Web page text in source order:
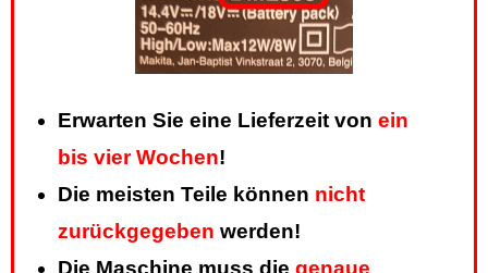
Erwarten Sie eine Lieferzeit von ein
bis vier Wochen!
Die meisten Teile können nicht
zurückgegeben werden!
Die Maschine muss die genaue